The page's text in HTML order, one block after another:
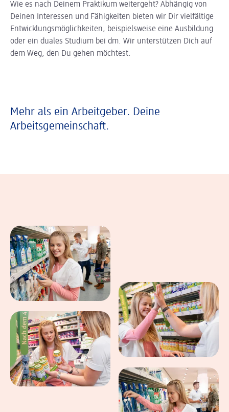
Wie es nach Deinem Praktikum weitergeht? Abhängig von
Deinen Interessen und Fähigkeiten bieten wir Dir vielfältige
Entwicklungsmöglichkeiten, beispielsweise eine Ausbildung
oder ein duales Studium bei dm. Wir unterstützen Dich auf
dem Weg, den Du gehen möchtest.
Mehr als ein Arbeitgeber. Deine
Arbeitsgemeinschaft.
Eindrücke aus dem Arbeitsalltag